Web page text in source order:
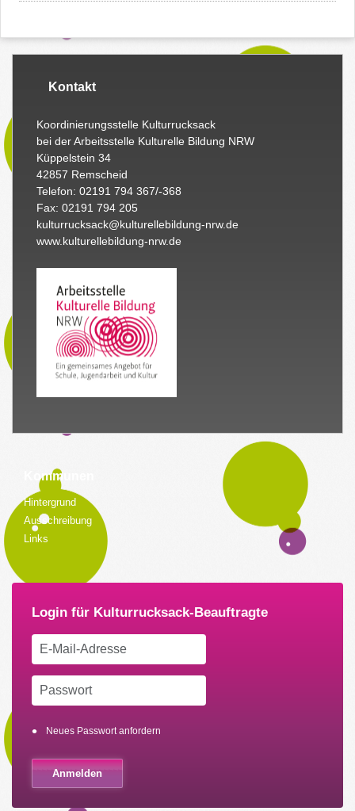
Kontakt
Koordinierungsstelle Kulturrucksack
bei der Arbeitsstelle Kulturelle Bildung NRW
Küppelstein 34
42857 Remscheid
Telefon: 02191 794 367/-368
Fax: 02191 794 205
kulturrucksack@kulturellebildung-nrw.de
www.kulturellebildung-nrw.de
Kommunen
Hintergrund
Ausschreibung
Links
Neues Passwort anfordern